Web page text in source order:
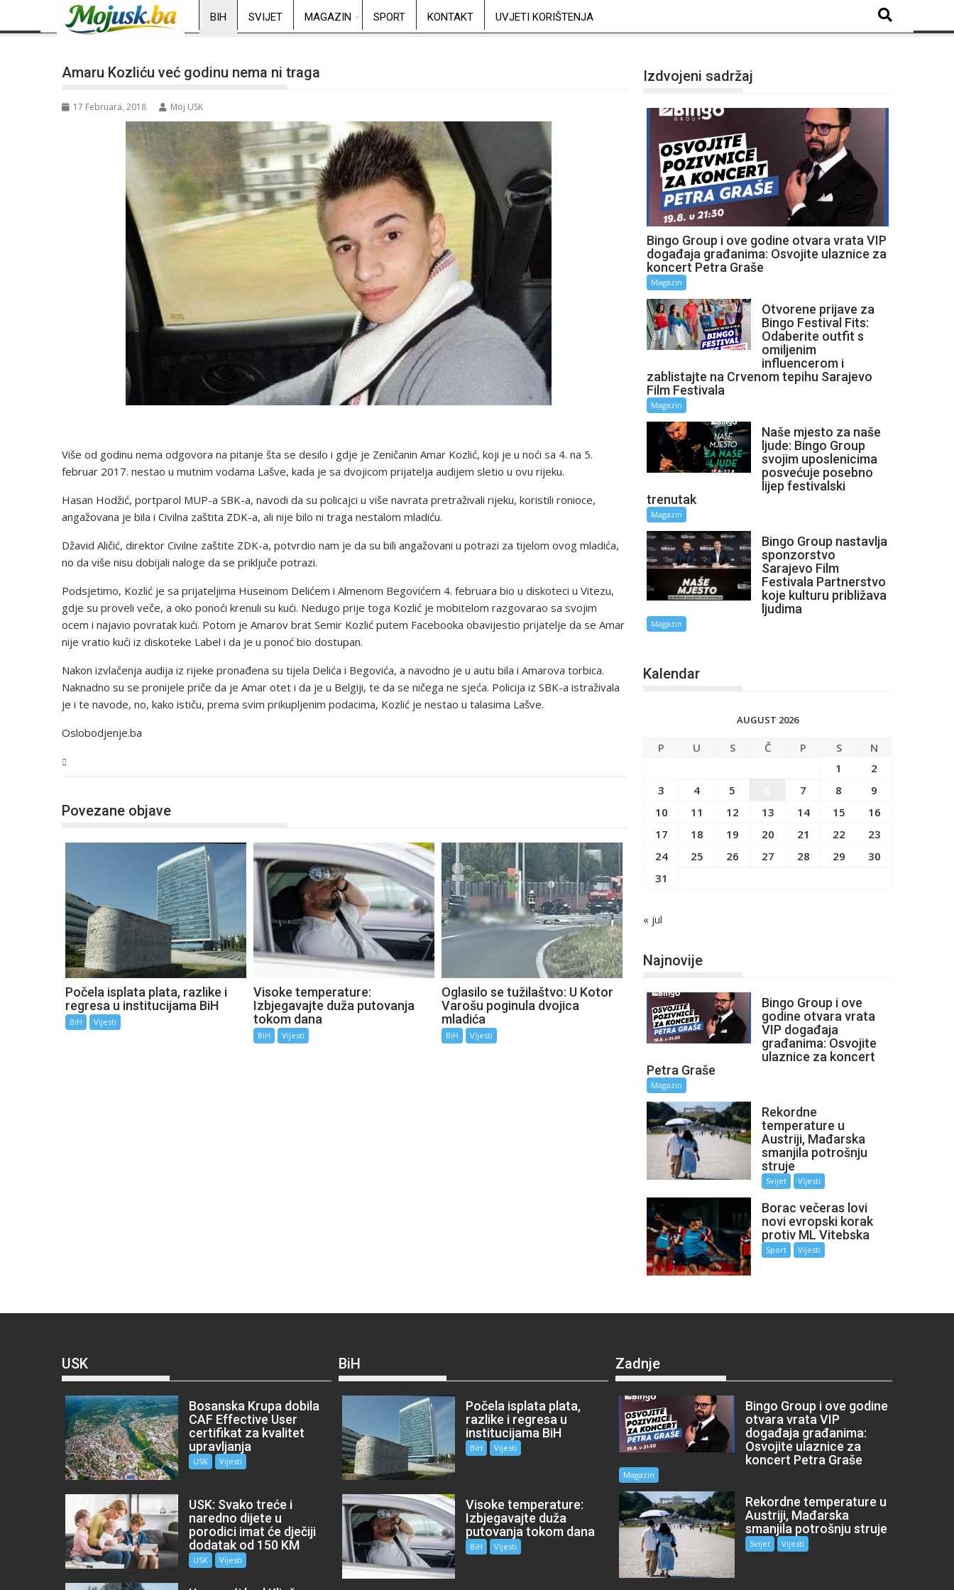
BIH SVIJET MAGAZIN SPORT KONTAKT UVJETI KORIŠTENJA
Amaru Kozliću već godinu nema ni traga
17 Februara, 2018 Moj USK
Više od godinu nema odgovora na pitanje šta se desilo i gdje je Zeničanin Amar Kozlić, koji je u noći sa 4. na 5.
februar 2017. nestao u mutnim vodama Lašve, kada je sa dvojicom prijatelja audijem sletio u ovu rijeku.
Hasan Hodžić, portparol MUP-a SBK-a, navodi da su policajci u više navrata pretraživali rijeku, koristili ronioce,
angažovana je bila i Civilna zaštita ZDK-a, ali nije bilo ni traga nestalom mladiću.
Džavid Aličić, direktor Civilne zaštite ZDK-a, potvrdio nam je da su bili angažovani u potrazi za tijelom ovog mladića,
no da više nisu dobijali naloge da se priključe potrazi.
Podsjetimo, Kozlić je sa prijateljima Huseinom Delićem i Almenom Begovićem 4. februara bio u diskoteci u Vitezu,
gdje su proveli veče, a oko ponoći krenuli su kući. Nedugo prije toga Kozlić je mobitelom razgovarao sa svojim
ocem i najavio povratak kući. Potom je Amarov brat Semir Kozlić putem Facebooka obavijestio prijatelje da se Amar
nije vratio kući iz diskoteke Label i da je u ponoć bio dostupan.
Nakon izvlačenja audija iz rijeke pronađena su tijela Delića i Begovića, a navodno je u autu bila i Amarova torbica.
Naknadno su se pronijele priče da je Amar otet i da je u Belgiji, te da se ničega ne sjeća. Policija iz SBK-a istraživala
je i te navode, no, kako ističu, prema svim prikupljenim podacima, Kozlić je nestao u talasima Lašve.
Oslobodjenje.ba
Povezane objave
Počela isplata plata, razlike i
regresa u institucijama BiH
BiH Vijesti
Visoke temperature:
Izbjegavajte duža putovanja
tokom dana
BiH Vijesti
Oglasilo se tužilaštvo: U Kotor
Varošu poginula dvojica
mladića
BiH Vijesti
Izdvojeni sadržaj
Bingo Group i ove godine otvara vrata VIP
događaja građanima: Osvojite ulaznice za
koncert Petra Graše
Magazin
Otvorene prijave za
Bingo Festival Fits:
Odaberite outfit s
omiljenim
influencerom i
zablistajte na Crvenom tepihu Sarajevo
Film Festivala
Magazin
Naše mjesto za naše
ljude: Bingo Group
svojim uposlenicima
posvećuje posebno
lijep festivalski
trenutak
Magazin
Bingo Group nastavlja
sponzorstvo
Sarajevo Film
Festivala Partnerstvo
koje kulturu približava
ljudima
Magazin
Kalendar
AUGUST 2026
P U S Č P S
N
1
2
3
4 5 7 8
9
10
11 12 13 14 15
16
17
18 19 20 21 22
23
24
25 26 27 28 29
30
31
« jul
Najnovije
Bingo Group i ove
godine otvara vrata
VIP događaja
građanima: Osvojite
ulaznice za koncert
Petra Graše
Magazin
Rekordne
temperature u
Austriji, Mađarska
smanjila potrošnju
struje
Svijet Vijesti
Borac večeras lovi
novi evropski korak
protiv ML Vitebska
Sport Vijesti
USK
Bosanska Krupa dobila
CAF Effective User
certifikat za kvalitet
upravljanja
USK Vijesti
USK: Svako treće i
naredno dijete u
porodici imat će dječiji
dodatak od 150 KM
USK Vijesti
BiH
Počela isplata plata,
razlike i regresa u
institucijama BiH
BiH Vijesti
Visoke temperature:
Izbjegavajte duža
putovanja tokom dana
BiH Vijesti
Zadnje
Bingo Group i ove godine
otvara vrata VIP
događaja građanima:
Osvojite ulaznice za
koncert Petra Graše
Magazin
Rekordne temperature u
Austriji, Mađarska
smanjila potrošnju struje
Svijet Vijesti